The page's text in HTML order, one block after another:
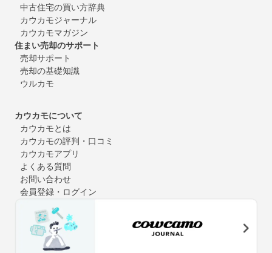
中古住宅の買い方辞典
カウカモジャーナル
カウカモマガジン
住まい売却のサポート
売却サポート
売却の基礎知識
ウルカモ
カウカモについて
カウカモとは
カウカモの評判・口コミ
カウカモアプリ
よくある質問
お問い合わせ
会員登録・ログイン